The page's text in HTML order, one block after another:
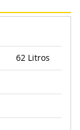
62 Litros